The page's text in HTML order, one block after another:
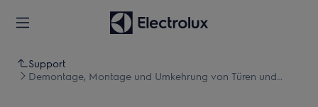
Support
Demontage, Montage und Umkehrung von Türen und